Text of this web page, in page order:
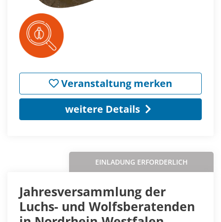
Veranstaltung merken
weitere Details
EINLADUNG ERFORDERLICH
Jahresversammlung der
Luchs- und Wolfsberatenden